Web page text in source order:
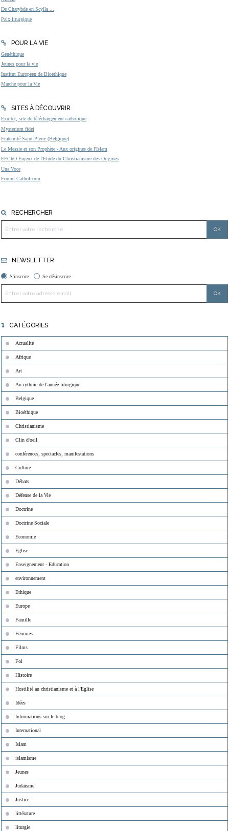
De Charybde en Scylla ...
Paix liturgique
POUR LA VIE
Généthique
Jeunes pour la vie
Institut Européen de Bioéthique
Marche pour la Vie
SITES À DÉCOUVRIR
Exultet, site de téléchargement catholique
Mysterium fidei
Fraternité Saint-Pierre (Belgique)
Le Messie et son Prophète - Aux origines de l'Islam
EEChO Enjeux de l'Etude du Christianisme des Origines
Una Voce
Forum Catholicum
RECHERCHER
NEWSLETTER
S'inscrire Se désinscrire
CATÉGORIES
Actualité
Afrique
Art
Au rythme de l'année liturgique
Belgique
Bioéthique
Christianisme
Clin d'oeil
conférences, spectacles, manifestations
Culture
Débats
Défense de la Vie
Doctrine
Doctrine Sociale
Economie
Eglise
Enseignement - Education
environnement
Ethique
Europe
Famille
Femmes
Films
Foi
Histoire
Hostilité au christianisme et à l'Eglise
Idées
Informations sur le blog
International
Islam
islamisme
Jeunes
Judaïsme
Justice
littérature
liturgie